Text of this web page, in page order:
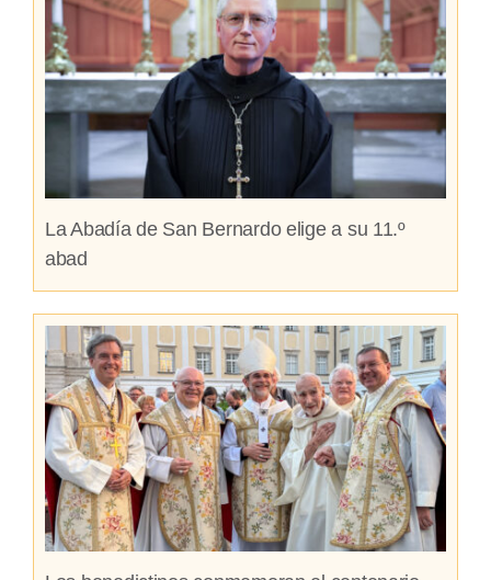
La Abadía de San Bernardo elige a su 11.º
abad